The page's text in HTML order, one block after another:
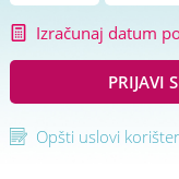
Izračunaj datum
PRIJAVI
Opšti uslovi